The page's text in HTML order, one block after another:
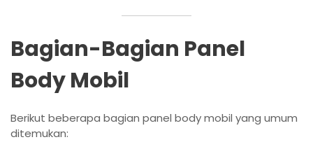
Bagian-Bagian Panel
Body Mobil
Berikut beberapa bagian panel body mobil yang umum
ditemukan: